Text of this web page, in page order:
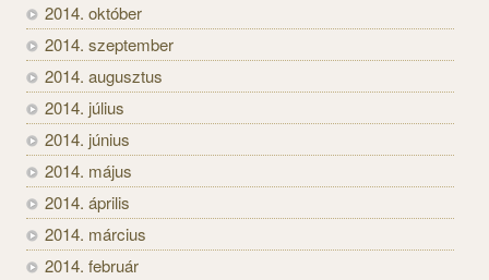
2014. október
2014. szeptember
2014. augusztus
2014. július
2014. június
2014. május
2014. április
2014. március
2014. február